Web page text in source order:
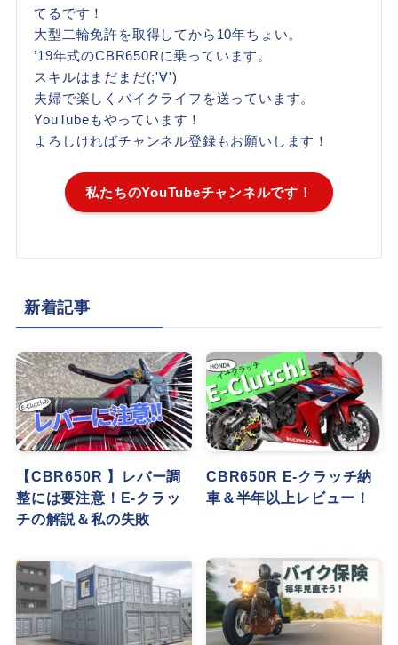
てるです！
大型二輪免許を取得してから10年ちょい。
’19年式のCBR650Rに乗っています。
スキルはまだまだ(;'∀')
夫婦で楽しくバイクライフを送っています。
YouTubeもやっています！
よろしければチャンネル登録もお願いします！
私たちのYouTubeチャンネルです！
新着記事
【CBR650R 】レバー調
整には要注意！E-クラッ
チの解説＆私の失敗
CBR650R E-クラッチ納
車＆半年以上レビュー！